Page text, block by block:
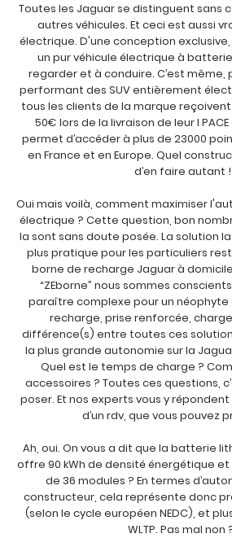
Toutes les Jaguar se distinguent sans
autres véhicules. Et ceci est aussi
électrique. D'une conception exclusive,
un pur véhicule électrique à
regarder et à conduire. C’est même,
performant des SUV entièrement
tous les clients de la marque
50€ lors de la livraison de leur I
permet d’accéder à plus de 23000
en France et en Europe. Quel
d’en faire autant !
Oui mais voilà, comment maximiser
électrique ? Cette question, bon
la sont sans doute posée. La solution
plus pratique pour les particuliers
borne de recharge Jaguar à
“ZEborne” nous sommes
paraître complexe pour un néophyte
recharge, prise renforcée,
différence(s) entre toutes ces
la plus grande autonomie sur la
Quel est le temps de charge ?
accessoires ? Toutes ces questions,
poser. Et nos experts vous y
d’un rdv, que vous pouvez
Ah, oui. On vous a dit que la batterie
offre 90 kWh de densité énergétique et
de 36 modules ? En termes
constructeur, cela représente donc
(selon le cycle européen NEDC), et
WLTP. Pas mal non